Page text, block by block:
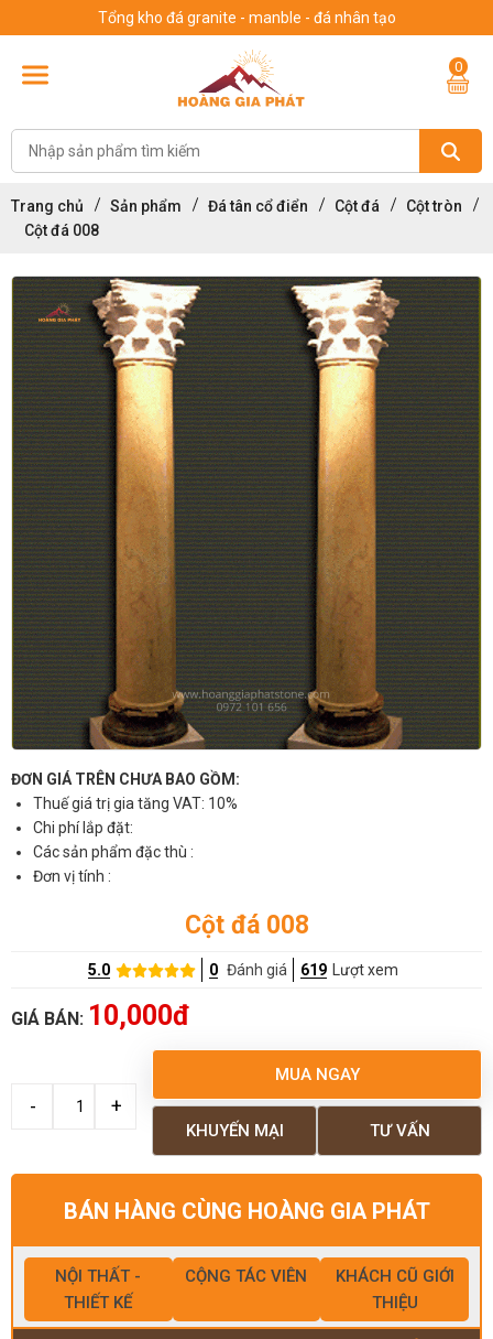
Tổng kho đá granite - manble - đá nhân tạo
0
Trang chủ Sản phẩm Đá tân cổ điển Cột đá
Cột tròn
Cột đá 008
ĐƠN GIÁ TRÊN CHƯA BAO GỒM:
Thuế giá trị gia tăng VAT: 10%
Chi phí lắp đặt:
Các sản phẩm đặc thù :
Đơn vị tính :
Cột đá 008
5.0 0 Đánh giá 619 Lượt xem
GIÁ BÁN: 10,000đ
MUA NGAY
TƯ VẤN
KHUYẾN MẠI
BÁN HÀNG CÙNG HOÀNG GIA PHÁT
NỘI THẤT -
THIẾT KẾ
CỘNG TÁC VIÊN
KHÁCH CŨ GIỚI
THIỆU